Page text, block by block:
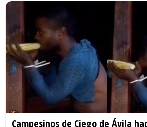
Campesinos de Ciego de Ávila